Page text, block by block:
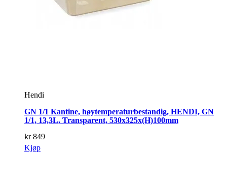
Hendi
GN 1/1 Kantine, høytemperaturbestandig, HENDI, GN
1/1, 13,3L, Transparent, 530x325x(H)100mm
kr849
Kjøp